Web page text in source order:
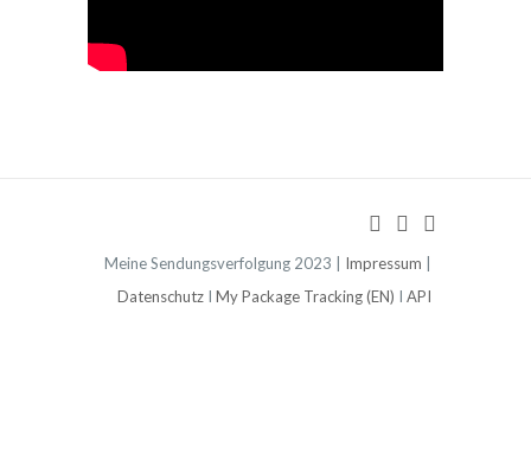
Meine Sendungsverfolgung 2023 | Impressum
Datenschutz I My Package Tracking (EN) I API